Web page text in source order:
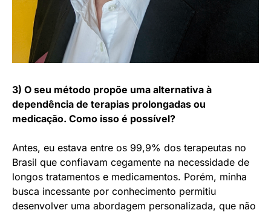
3) O seu método propõe uma alternativa à
dependência de terapias prolongadas ou
medicação. Como isso é possível?
Antes, eu estava entre os 99,9% dos terapeutas no
Brasil que confiavam cegamente na necessidade de
longos tratamentos e medicamentos. Porém, minha
busca incessante por conhecimento permitiu
desenvolver uma abordagem personalizada, que não